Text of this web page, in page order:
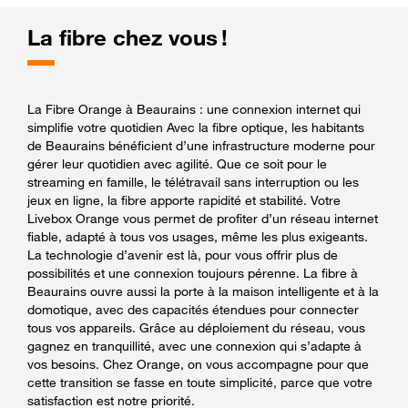
La fibre chez vous !
La Fibre Orange à Beaurains : une connexion internet qui
simplifie votre quotidien Avec la fibre optique, les habitants
de Beaurains bénéficient d’une infrastructure moderne pour
gérer leur quotidien avec agilité. Que ce soit pour le
streaming en famille, le télétravail sans interruption ou les
jeux en ligne, la fibre apporte rapidité et stabilité. Votre
Livebox Orange vous permet de profiter d’un réseau internet
fiable, adapté à tous vos usages, même les plus exigeants.
La technologie d’avenir est là, pour vous offrir plus de
possibilités et une connexion toujours pérenne. La fibre à
Beaurains ouvre aussi la porte à la maison intelligente et à la
domotique, avec des capacités étendues pour connecter
tous vos appareils. Grâce au déploiement du réseau, vous
gagnez en tranquillité, avec une connexion qui s’adapte à
vos besoins. Chez Orange, on vous accompagne pour que
cette transition se fasse en toute simplicité, parce que votre
satisfaction est notre priorité.